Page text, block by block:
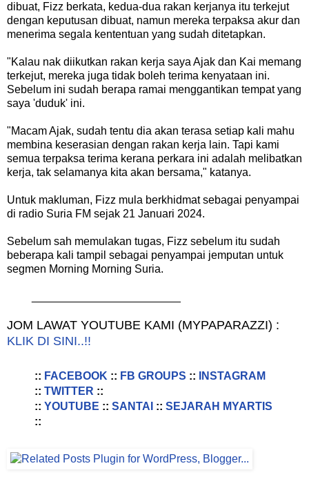
dibuat, Fizz berkata, kedua-dua rakan kerjanya itu terkejut
dengan keputusan dibuat, namun mereka terpaksa akur dan
menerima segala kententuan yang sudah ditetapkan.
"Kalau nak diikutkan rakan kerja saya Ajak dan Kai memang
terkejut, mereka juga tidak boleh terima kenyataan ini.
Sebelum ini sudah berapa ramai menggantikan tempat yang
saya 'duduk' ini.
"Macam Ajak, sudah tentu dia akan terasa setiap kali mahu
membina keserasian dengan rakan kerja lain. Tapi kami
semua terpaksa terima kerana perkara ini adalah melibatkan
kerja, tak selamanya kita akan bersama," katanya.
Untuk makluman, Fizz mula berkhidmat sebagai penyampai
di radio Suria FM sejak 21 Januari 2024.
Sebelum sah memulakan tugas, Fizz sebelum itu sudah
beberapa kali tampil sebagai penyampai jemputan untuk
segmen Morning Morning Suria.
JOM LAWAT YOUTUBE KAMI (MYPAPARAZZI) :
KLIK DI SINI..!!
:: FACEBOOK :: FB GROUPS ::
INSTAGRAM
:: TWITTER ::
:: YOUTUBE :: SANTAI :: SEJARAH MYARTIS
::